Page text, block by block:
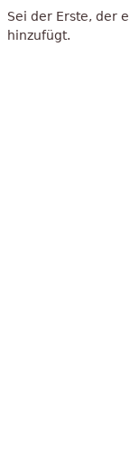
Sei der Erste, der
hinzufügt.